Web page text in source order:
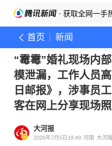
· 获取全网一手
首页 新闻
“霉霉”婚礼现场内
模泄漏，工作人员
日邮报》，涉事员
客在网上分享现场
大河报
2026年7月5日18:49 河南 大河